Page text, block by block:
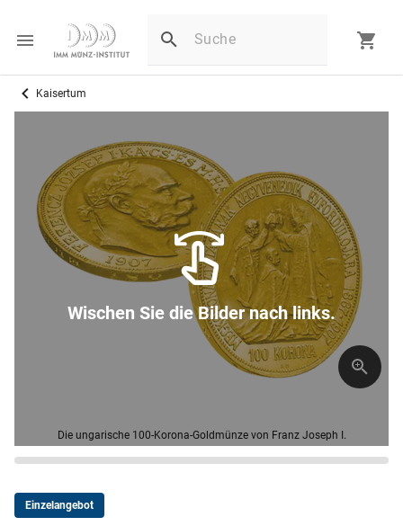
Kaisertum
Die ungarische 100-Korona-Goldmünze von Franz Joseph I.
Wischen Sie die Bilder nach links.
Einzelangebot